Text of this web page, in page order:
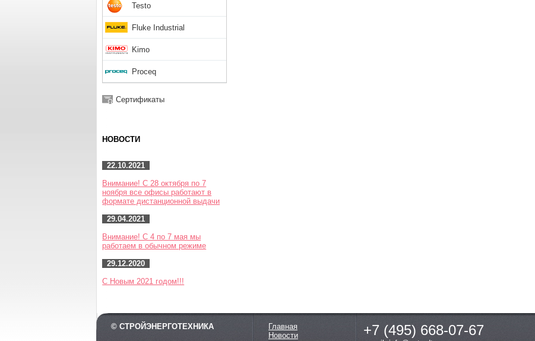
Testo
Fluke Industrial
Kimo
Proceq
Сертификаты
НОВОСТИ
22.10.2021
Внимание! С 28 октября по 7
ноября все офисы работают в
формате дистанционной выдачи
29.04.2021
Внимание! С 4 по 7 мая мы
работаем в обычном режиме
29.12.2020
С Новым 2021 годом!!!
© СТРОЙЭНЕРГОТЕХНИКА
Главная
Новости
+7 (495) 668-07-67